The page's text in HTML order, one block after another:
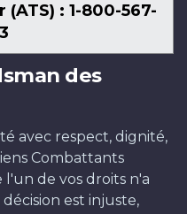
: 1-800-567-
des
avec respect, dignité,
Combattants
l'un de vos droits n'a
est injuste,